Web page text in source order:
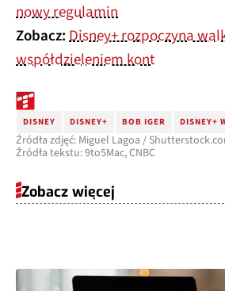
nowy regulamin
Zobacz:Disney+ rozpoczyna
współdzieleniem kont
DISNEY DISNEY+ BOB IGER DISNEY+
Źródła zdjęć: Miguel Lagoa /
Źródła tekstu: 9to5Mac, CNBC
Zobacz więcej